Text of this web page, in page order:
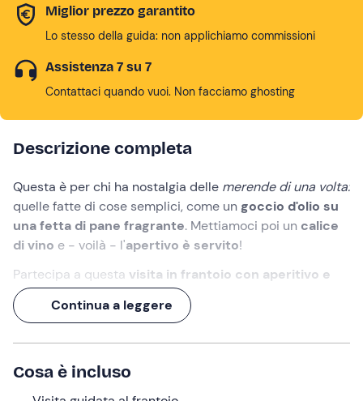
Miglior prezzo garantito
Lo stesso della guida: non applichiamo commissioni
Assistenza 7 su 7
Contattaci quando vuoi. Non facciamo ghosting
Descrizione completa
Questa è per chi ha nostalgia delle merende di una volta:
quelle fatte di cose semplici, come un goccio d'olio su
una fetta di pane fragrante. Mettiamoci poi un calice
di vino e - voilà - l'apertivo è servito!
Partecipa a questa visita in frantoio con aperitivo e
degustazionediolio EVOaMolfetta
Bari. In compagnia di unmastro oleario
quello (insuperabile) di un autentico spuntino pugliese
Continua a leggere
Cosa è incluso